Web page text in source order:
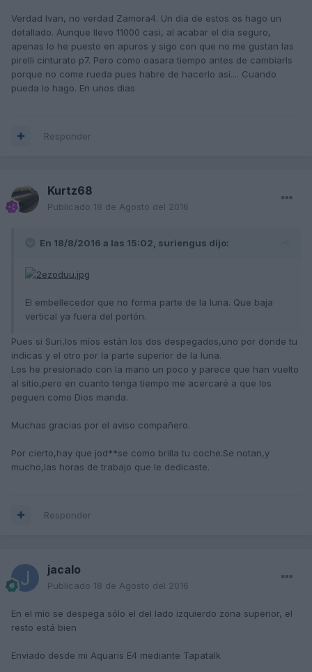
Verdad Ivan, no verdad Zamora4. Un dia de estos os hago un
detallado. Aunque llevo 11000 casi, al acabar el dia seguro,
apenas lo he puesto en apuros y sigo con que no me gustan las
pirelli cinturato p7. Pero como oasara tiempo antes de cambiarls
porque no come rueda pues habre de hacerlo asi.... Cuando
pueda lo hago. En unos dias
Responder
Kurtz68
Publicado 18 de Agosto del 2016
En 18/8/2016 a las 15:02, suriengus dijo:
El embellecedor que no forma parte de la luna. Que baja
vertical ya fuera del portón.
Pues si Suri,los míos están los dos despegados,uno por donde tu
indicas y el otro por la parte superior de la luna.
Los he presionado con la mano un poco y parece que han vuelto
al sitio,pero en cuanto tenga tiempo me acercaré a que los
peguen como Dios manda.
Muchas gracias por el aviso compañero.
Por cierto,hay que jod**se como brilla tu coche.Se notan,y
mucho,las horas de trabajo que le dedicaste.
Responder
jacalo
Publicado 18 de Agosto del 2016
En el mío se despega sólo el del lado izquierdo zona superior, el
resto está bien
Enviado desde mi Aquaris E4 mediante Tapatalk